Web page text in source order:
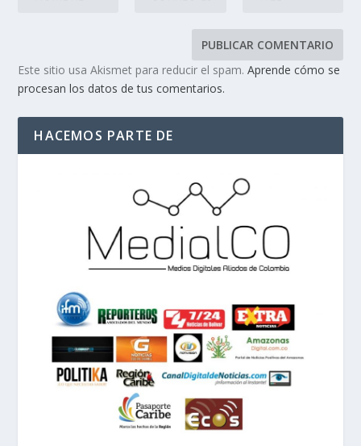
Este sitio usa Akismet para reducir el spam.Aprende cómo se
procesan los datos de tus comentarios.
HACEMOS PARTE DE